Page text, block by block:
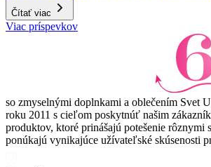
Čítať viac
Viac príspevkov
so zmyselnými doplnkami a oblečením Svet
roku 2011 s cieľom poskytnúť našim
produktov, ktoré prinášajú potešenie rôznymi
ponúkajú vynikajúce užívateľské skúsenosti